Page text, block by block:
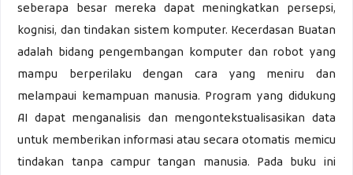
seberapa besar mereka dapat meningkatkan persepsi,
kognisi, dan tindakan sistem komputer. Kecerdasan Buatan
adalah bidang pengembangan komputer dan robot yang
mampu berperilaku dengan cara yang meniru dan
melampaui kemampuan manusia. Program yang didukung
AI dapat menganalisis dan mengontekstualisasikan data
untuk memberikan informasi atau secara otomatis memicu
tindakan tanpa campur tangan manusia. Pada buku ini